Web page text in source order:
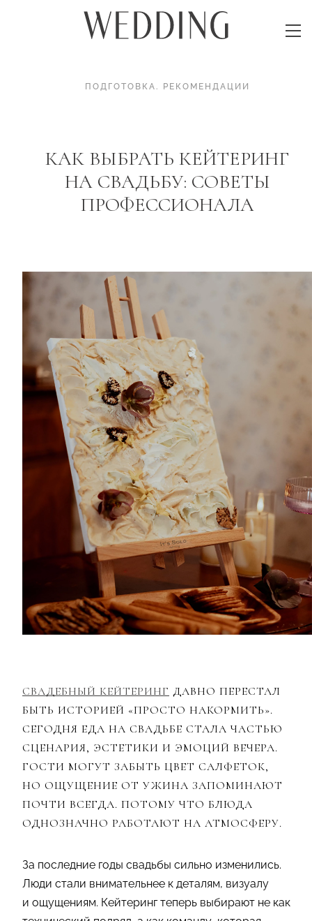
ПОДГОТОВКА. РЕКОМЕНДАЦИИ
КАК ВЫБРАТЬ КЕЙТЕРИНГ
НА СВАДЬБУ: СОВЕТЫ
ПРОФЕССИОНАЛА
СВАДЕБНЫЙ КЕЙТЕРИНГ ДАВНО ПЕРЕСТАЛ
БЫТЬ ИСТОРИЕЙ «ПРОСТО НАКОРМИТЬ».
СЕГОДНЯ ЕДА НА СВАДЬБЕ СТАЛА ЧАСТЬЮ
СЦЕНАРИЯ, ЭСТЕТИКИ И ЭМОЦИЙ ВЕЧЕРА.
ГОСТИ МОГУТ ЗАБЫТЬ ЦВЕТ САЛФЕТОК,
НО ОЩУЩЕНИЕ ОТ УЖИНА ЗАПОМИНАЮТ
ПОЧТИ ВСЕГДА. ПОТОМУ ЧТО БЛЮДА
ОДНОЗНАЧНО РАБОТАЮТ НА АТМОСФЕРУ.
За последние годы свадьбы сильно изменились.
Люди стали внимательнее к деталям, визуалу
и ощущениям. Кейтеринг теперь выбирают не как